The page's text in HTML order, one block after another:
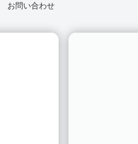
お問い合わせ